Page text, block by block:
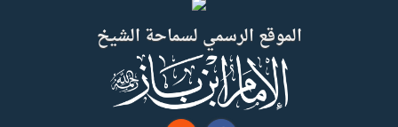
الموقع الرسمي لسماحة الشيخ